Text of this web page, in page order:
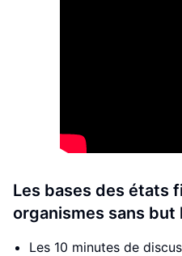
Les bases des états
organismes sans
Les 10 minutes de